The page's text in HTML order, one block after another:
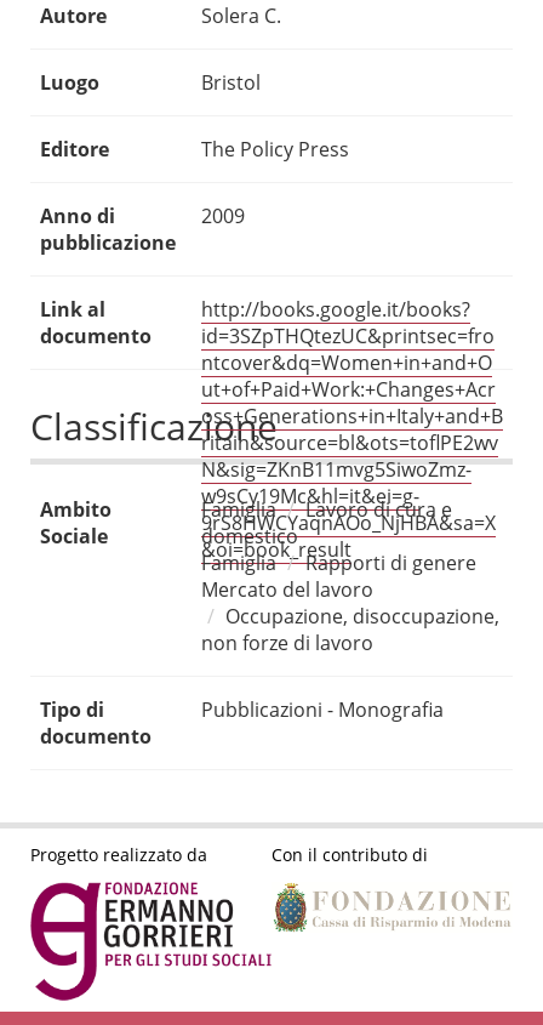
Autore Solera C.
Luogo Bristol
Editore The Policy Press
Anno di
pubblicazione
2009
Link al
documento
http://books.google.it/books?
id=3SZpTHQtezUC&printsec=fro
ntcover&dq=Women+in+and+O
ut+of+Paid+Work:+Changes+Acr
oss+Generations+in+Italy+and+B
ritain&source=bl&ots=toflPE2wv
N&sig=ZKnB11mvg5SiwoZmz-
w9sCy19Mc&hl=it&ei=g-
9rS8HWCYaqnAOo_NjHBA&sa=X
&oi=book_result
Classificazione
Ambito
Sociale
Famiglia
Lavoro di cura e
domestico
Famiglia
Rapporti di genere
Mercato del lavoro
Occupazione, disoccupazione,
non forze di lavoro
Tipo di
documento
Pubblicazioni - Monografia
Progetto realizzato da Con il contributo di